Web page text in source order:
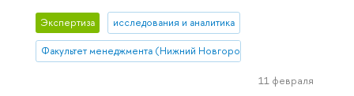
Экспертиза исследования и аналитика
Факультет менеджмента (Нижний Новгород)
11 февраля